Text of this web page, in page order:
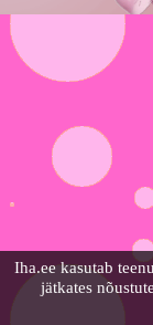
Iha.ee kasutab
jätkates